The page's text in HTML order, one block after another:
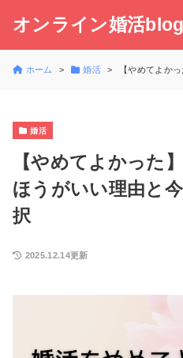
オンライン婚活blog
ホーム 婚活 【やめてよか
婚活
【やめてよかった
ほうがいい理由と
択
2025.12.14更新